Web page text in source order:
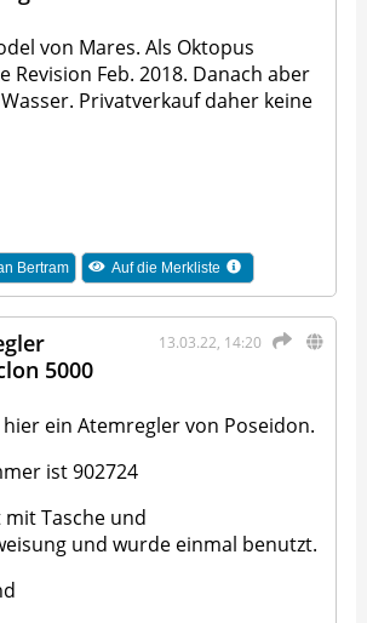
von Mares. Als Oktopus
Revision Feb. 2018. Danach aber
Privatverkauf daher keine
Bertram Auf die Merkliste
13.03.22, 14:20
5000
ein Atemregler von Poseidon.
ist 902724
mit Tasche und
und wurde einmal benutzt.